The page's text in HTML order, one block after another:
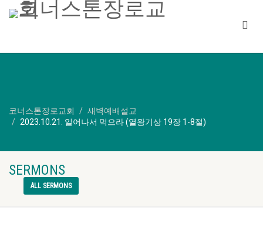
코너스톤장로교회
새벽예배설교
2023.10.21. 일어나서 먹으라 (열왕기상 19장 1-8절)
SERMONS
ALL SERMONS